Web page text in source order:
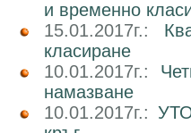
и временно
15.01.2017г.:
класиране
10.01.2017г.:
намазване
10.01.2017г.: